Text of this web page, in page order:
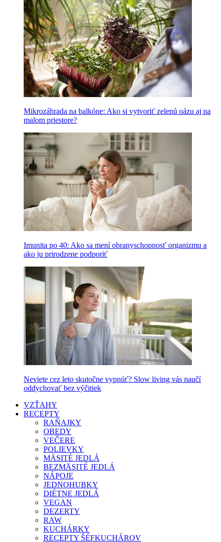
Mikrozáhrada na balkóne: Ako si vytvoriť zelenú oázu aj na
malom priestore?
Imunita po 40: Ako sa mení obranyschopnosť organizmu a
ako ju prirodzene podporiť
Neviete cez leto skutočne vypnúť? Slow living vás naučí
oddychovať bez výčitiek
VZŤAHY
RECEPTY
RAŇAJKY
OBEDY
VEČERE
POLIEVKY
MÄSITÉ JEDLÁ
BEZMÄSITÉ JEDLÁ
NÁPOJE
JEDNOHUBKY
DIÉTNE JEDLÁ
VEGAN
DEZERTY
RAW
KUCHÁRKY
RECEPTY ŠÉFKUCHÁROV